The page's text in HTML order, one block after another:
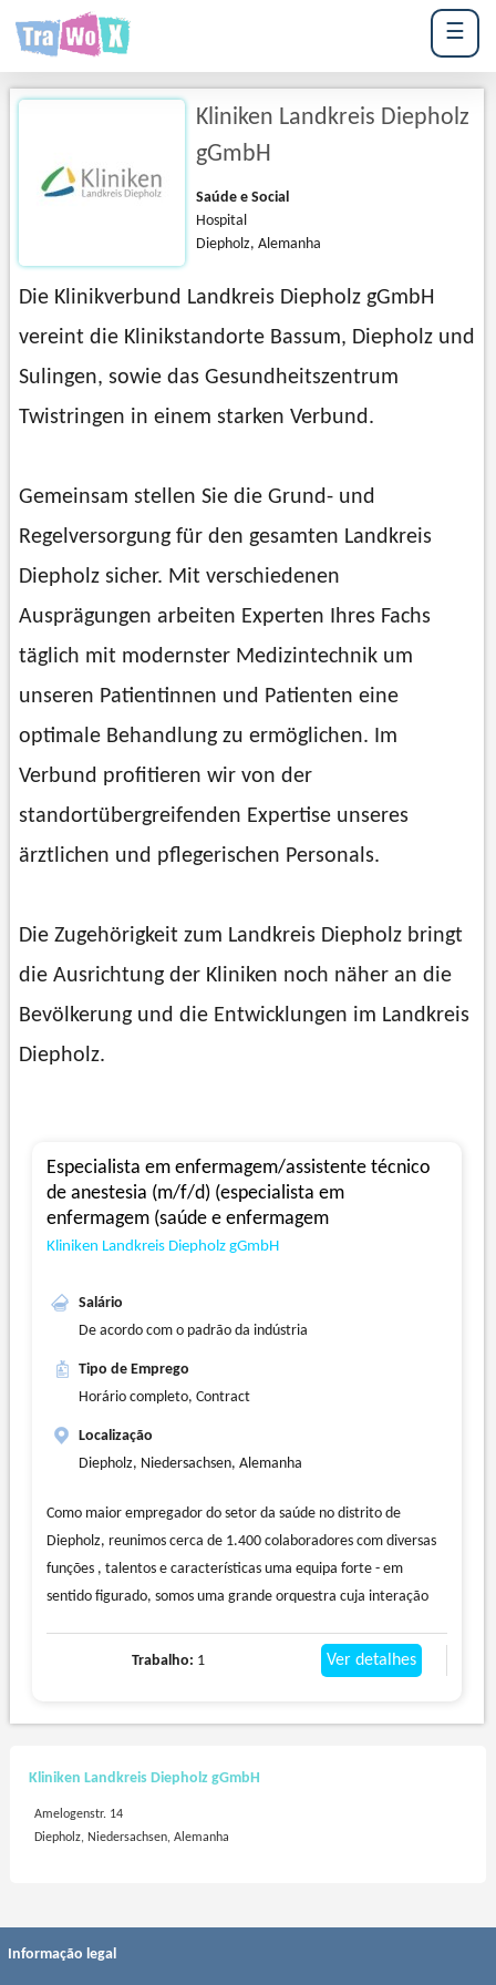
☰
Kliniken Landkreis Diepholz
gGmbH
Saúde e Social
Hospital
Diepholz, Alemanha
Die Klinikverbund Landkreis Diepholz gGmbH
vereint die Klinikstandorte Bassum, Diepholz und
Sulingen, sowie das Gesundheitszentrum
Twistringen in einem starken Verbund.
Gemeinsam stellen Sie die Grund- und
Regelversorgung für den gesamten Landkreis
Diepholz sicher. Mit verschiedenen
Ausprägungen arbeiten Experten Ihres Fachs
täglich mit modernster Medizintechnik um
unseren Patientinnen und Patienten eine
optimale Behandlung zu ermöglichen. Im
Verbund profitieren wir von der
standortübergreifenden Expertise unseres
ärztlichen und pflegerischen Personals.
Die Zugehörigkeit zum Landkreis Diepholz bringt
die Ausrichtung der Kliniken noch näher an die
Bevölkerung und die Entwicklungen im Landkreis
Diepholz.
Especialista em enfermagem/assistente técnico
de anestesia (m/f/d) (especialista em
enfermagem (saúde e enfermagem
Kliniken Landkreis Diepholz gGmbH
Salário
De acordo com o padrão da indústria
Tipo de Emprego
Horário completo, Contract
Localização
Diepholz, Niedersachsen, Alemanha
Como maior empregador do setor da saúde no distrito de
Diepholz, reunimos cerca de 1.400 colaboradores com diversas
funções , talentos e características uma equipa forte - em
sentido figurado, somos uma grande orquestra cuja interação
Auxiliar de saúde e enfermagem / auxiliar de anestesia /
especialista em cuidados intensivos e cuidados anestésicos
- Prepara a anestesia geral e a anestesia regional antes e depois.
- Cuida dos doentes antes, durante e depois da anestesia.
- Participa em serviços de plantão e standby.
A nossa oferta:
Trabalho: 1 Ver detalhes
Kliniken Landkreis Diepholz gGmbH
Amelogenstr. 14
Diepholz, Niedersachsen, Alemanha
Informação legal